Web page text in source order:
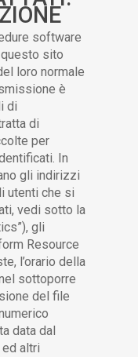
software
sito
loro normale
è
di
di
per
In
gli indirizzi
utenti che si
vedi sotto la
gli
Resource
l’orario della
sottoporre
del file
data dal
altri